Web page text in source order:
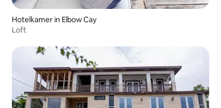
Hotelkamer in Elbow Cay
Loft